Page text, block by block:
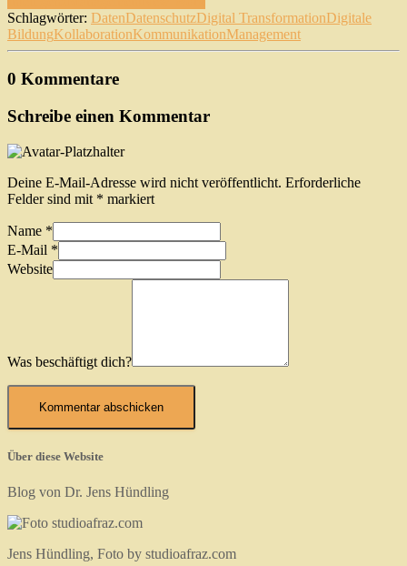
Schlagwörter: DatenDatenschutzDigital TransformationDigitale
BildungKollaborationKommunikationManagement
0 Kommentare
Schreibe einen Kommentar
Deine E-Mail-Adresse wird nicht veröffentlicht. Erforderliche
Felder sind mit * markiert
Name *
E-Mail *
Website
Was beschäftigt dich?
Über diese Website
Blog von Dr. Jens Hündling
Jens Hündling, Foto by studioafraz.com